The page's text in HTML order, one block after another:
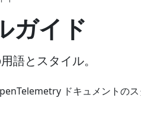
ガイド
語とスタイル。
ドキュメントの